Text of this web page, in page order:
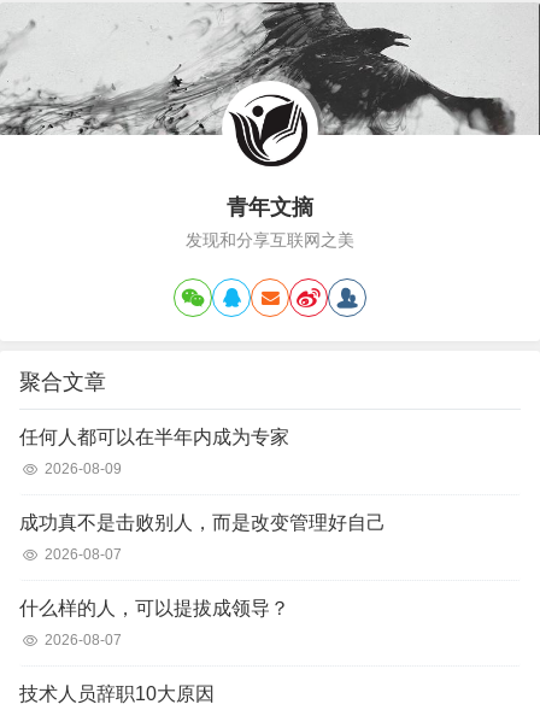
牌：“本店拥有世界…
青年文摘
发现和分享互联网之美
聚合文章
任何人都可以在半年内成为专家
2026-08-09
成功真不是击败别人，而是改变管理好自己
2026-08-07
什么样的人，可以提拔成领导？
2026-08-07
技术人员辞职10大原因